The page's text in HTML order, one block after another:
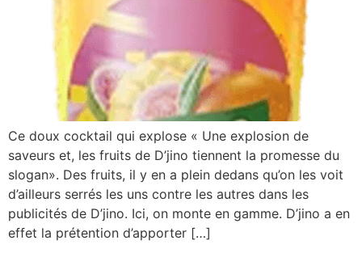
Ce doux cocktail qui explose « Une explosion de
saveurs et, les fruits de D’jino tiennent la promesse du
slogan». Des fruits, il y en a plein dedans qu’on les voit
d’ailleurs serrés les uns contre les autres dans les
publicités de D’jino. Ici, on monte en gamme. D’jino a en
effet la prétention d’apporter […]